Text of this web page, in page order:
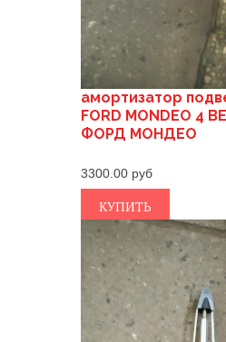
амортизатор
FORD MONDEO 4
ФОРД МОНДЕО
3300.00
КУПИТЬ